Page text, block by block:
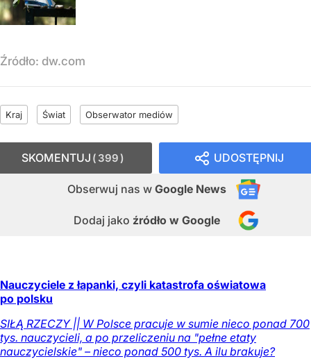
Źródło: dw.com
Kraj Świat Obserwator mediów
UDOSTĘPNIJ
Obserwuj nas w Google News
Dodaj jako źródło w Google
SKOMENTUJ 399
Nauczyciele z łapanki, czyli katastrofa oświatowa
po polsku
SIŁĄ RZECZY || W Polsce pracuje w sumie nieco ponad 700
tys. nauczycieli, a po przeliczeniu na "pełne etaty
nauczycielskie" – nieco ponad 500 tys. A ilu brakuje?